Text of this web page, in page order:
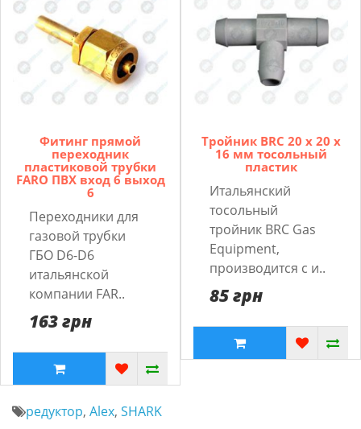
Фитинг прямой
переходник
пластиковой трубки
FARO ПВХ вход 6 выход
6
Переходники для
газовой трубки
ГБО D6-D6
итальянской
компании FAR..
163 грн
Тройник BRC 20 x 20 x
16 мм тосольный
пластик
Итальянский
тосольный
тройник BRC Gas
Equipment,
производится с и..
85 грн
редуктор, Alex, SHARK